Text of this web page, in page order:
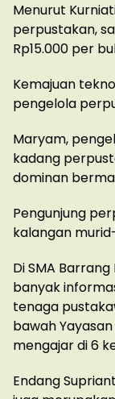
Menurut
perpustakan,
Rp15.000 per
Kemajuan
pengelola
Maryam,
kadang
dominan
Pengunjung
kalangan
Di SMA
banyak
tenaga
bawah
mengajar di 6
Endang